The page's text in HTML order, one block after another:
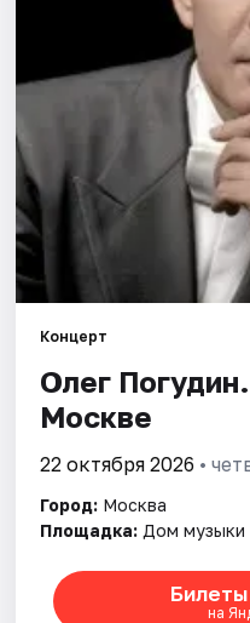
События
Города
Площадки
Артисты
Концерт
Олег
Москве
22 октября 2026 •
Город: Москва
Площадка: Дом музыки
на